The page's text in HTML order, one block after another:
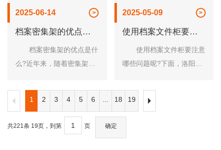
2025-06-14
档案密集架的优点是
档案密集架的优点是什
么?近年来，随着密集架的
密集架与传统的书架相比，
案的存取：在档案的存取
上，档案密集架更加......
2025-05-09
使用档案文件柜要注
使用档案文件柜要注意
哪些问题呢?下面，洛阳市
人员这就来跟大家简单的说
一说吧! 1、避免柜体直
接的碰撞和锐器刮花。为防
1 2 3 4 5 6 18 19
共221条 19页，到第 页 确定